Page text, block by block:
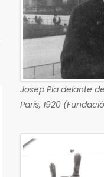
Josep Pla delante
París, 1920